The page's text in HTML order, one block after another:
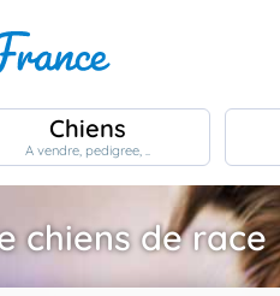
Chiens
A vendre, pedigree, ..
chiens de race